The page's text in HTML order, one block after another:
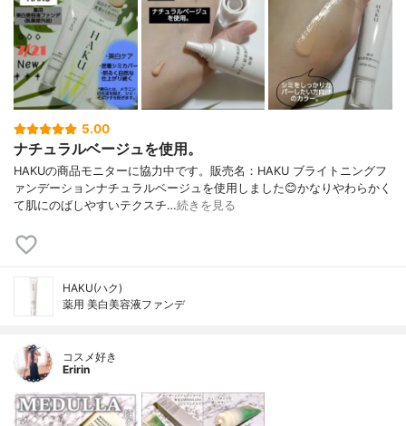
5.00
ナチュラルベージュを使用。
HAKUの商品モニターに協力中です。販売名：HAKU ブライトニングフ
ァンデーションナチュラルベージュを使用しました😊かなりやわらかく
て肌にのばしやすいテクスチ…続きを見る
HAKU(ハク)
薬用 美白美容液ファンデ
コスメ好き
Eririn